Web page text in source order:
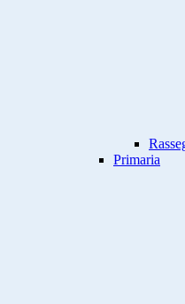
Primaria